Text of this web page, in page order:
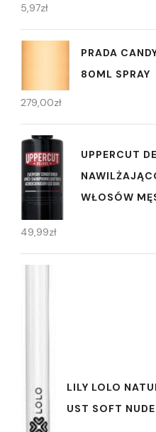
5,97zł
PRADA
80ML SPRAY
279,00zł
UPPERCUT
WŁOSÓW
49,99zł
LILY LOLO
UST SOFT NUDE